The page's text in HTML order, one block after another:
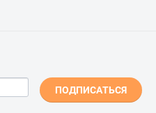
ПОДПИСАТЬСЯ